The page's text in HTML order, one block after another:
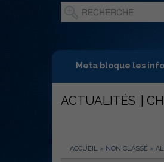
Meta bloque les
ACTUALITÉS
ACCUEIL » NON CLASSÉ »